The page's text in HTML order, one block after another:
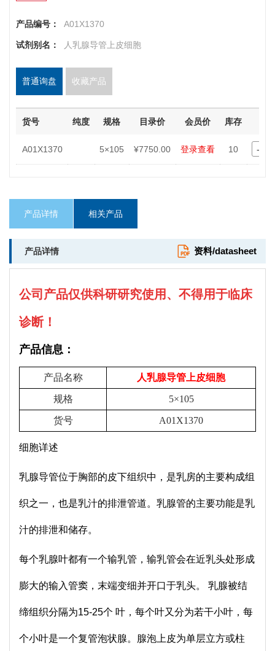
产品编号： A01X1370
试剂别名： 人乳腺导管上皮细胞
普通询盘 收藏产品
货号 纯度 规格 目录价 会员价 库存
A01X1370 5×105 ¥7750.00 登录查看 10 -
产品详情 相关产品
产品详情 资料/datasheet
公司产品仅供科研研究使用、不得用于临床
诊断！
产品信息：
产品名称 人乳腺导管上皮细胞
规格 5×105
货号 A01X1370
细胞详述
乳腺导管位于胸部的皮下组织中，是乳房的主要构成组
织之一，也是乳汁的排泄管道。乳腺管的主要功能是乳
汁的排泄和储存。
每个乳腺叶都有一个输乳管，输乳管会在近乳头处形成
膨大的输入管窦，末端变细并开口于乳头。 乳腺被结
缔组织分隔为15-25个 叶，每个叶又分为若干小叶，每
个小叶是一个复管泡状腺。腺泡上皮为单层立方或柱